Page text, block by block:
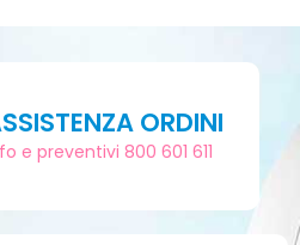
ORDINI
e preventivi 800 601 611